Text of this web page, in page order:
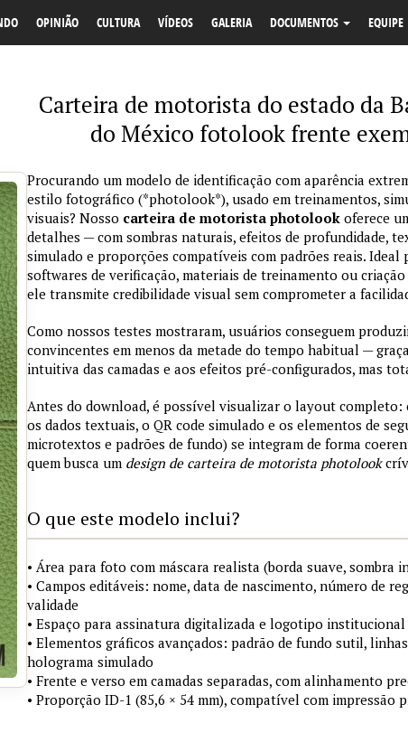
OPINIÃO CULTURA VÍDEOS GALERIA DOCUMENTOS EQUIPE
Carteira de motorista do estado da
do México fotolook frente
Procurando um modelo de identificação com aparência
estilo fotográfico (*photolook*), usado em treinamentos,
visuais? Nosso carteira de motorista photolook oferece
detalhes — com sombras naturais, efeitos de profundidade,
simulado e proporções compatíveis com padrões reais. Ideal
softwares de verificação, materiais de treinamento ou
ele transmite credibilidade visual sem comprometer a
Como nossos testes mostraram, usuários conseguem
convincentes em menos da metade do tempo habitual —
intuitiva das camadas e aos efeitos pré-configurados, mas
Antes do download, é possível visualizar o layout completo:
os dados textuais, o QR code simulado e os elementos de
microtextos e padrões de fundo) se integram de forma
quem busca um design de carteira de motorista photolook
O que este modelo inclui?
• Área para foto com máscara realista (borda suave, sombra
• Campos editáveis: nome, data de nascimento, número de
validade
• Espaço para assinatura digitalizada e logotipo institucional
• Elementos gráficos avançados: padrão de fundo sutil,
holograma simulado
• Frente e verso em camadas separadas, com alinhamento
• Proporção ID-1 (85,6 × 54 mm), compatível com impressão